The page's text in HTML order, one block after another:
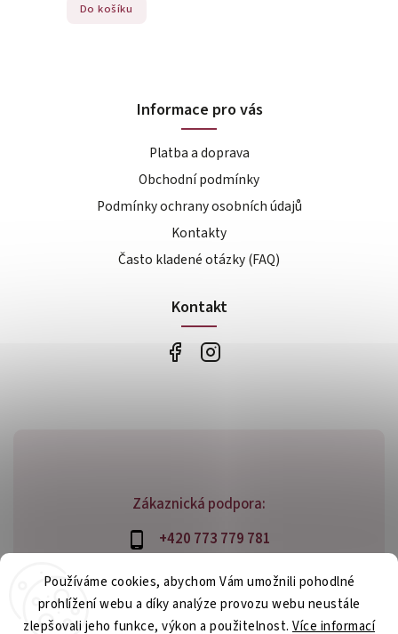
Používáme cookies, abychom Vám umožnili pohodlné
prohlížení webu a díky analýze provozu webu neustále
zlepšovali jeho funkce, výkon a použitelnost. Více informací
Do košíku
Zákaznická podpora:
+420 773 779 781
info@bossfood.cz
Informace pro vás
Platba a doprava
Obchodní podmínky
Podmínky ochrany osobních údajů
Kontakty
Často kladené otázky (FAQ)
Kontakt